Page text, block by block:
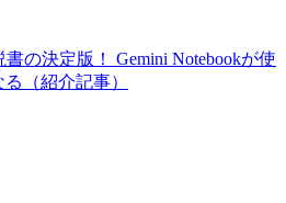
の決定版！ Gemini Notebookが使
（紹介記事）